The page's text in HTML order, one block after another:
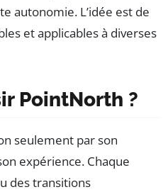
autonomie. L’idée est de
et applicables à diverses
PointNorth ?
seulement par son
expérience. Chaque
des transitions